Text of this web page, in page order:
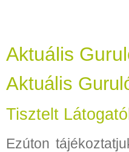
Aktuális
Aktuális
Tisztelt
Ezúton